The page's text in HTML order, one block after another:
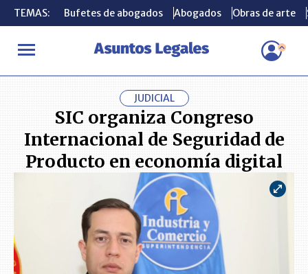
TEMAS: Bufetes de abogados Abogados Obras de arte
INICIO ACTUALIDAD SIC organiza Congreso Internacional de
TEMAS: Bufetes de abogados Abogados Obras de arte
JUDICIAL
SIC organiza Congreso
Internacional de Seguridad de
Producto en economía digital